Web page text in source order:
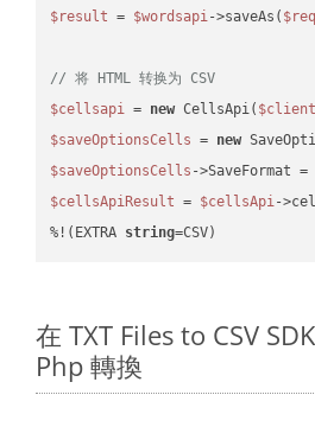
$result = $wordsapi->saveAs(
// 将 HTML 转换为 CSV
$cellsapi = new CellsApi(
$saveOptionsCells = new
$saveOptionsCells ->SaveFormat =
$cellsApiResult = $cellsApi-
%!(EXTRA string=CSV)
在 TXT Files to CSV
Php 轉換